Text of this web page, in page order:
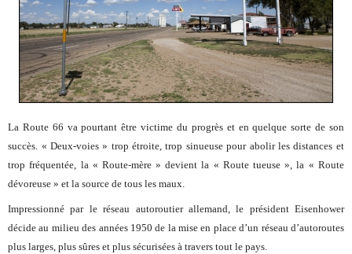
La Route 66 va pourtant être victime du progrès et en quelque sorte de son
succès. « Deux-voies » trop étroite, trop sinueuse pour abolir les distances et
trop fréquentée, la « Route-mère » devient la « Route tueuse », la « Route
dévoreuse » et la source de tous les maux.
Impressionné par le réseau autoroutier allemand, le président Eisenhower
décide au milieu des années 1950 de la mise en place d’un réseau d’autoroutes
plus larges, plus sûres et plus sécurisées à travers tout le pays.